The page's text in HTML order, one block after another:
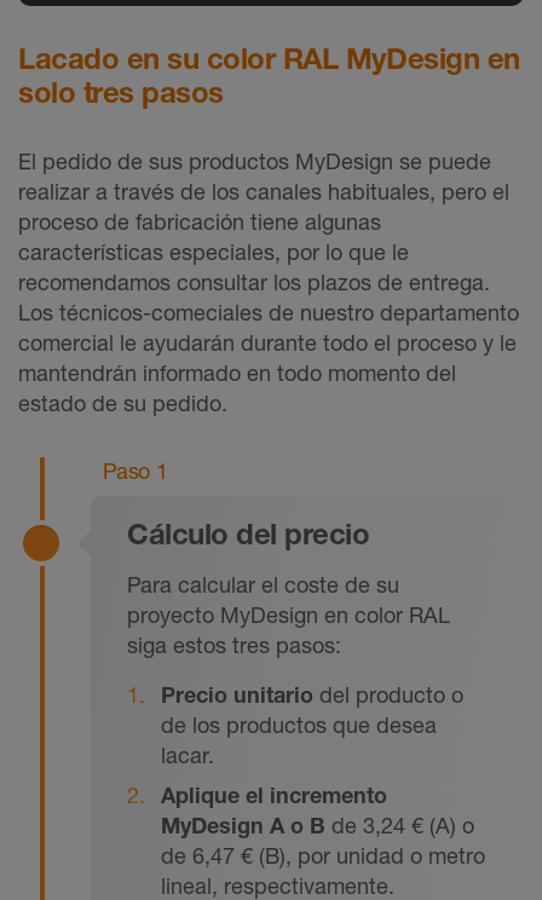
Lacado en su color RAL MyDesign en
solo tres pasos
El pedido de sus productos MyDesign se puede
realizar a través de los canales habituales, pero el
proceso de fabricación tiene algunas
características especiales, por lo que le
recomendamos consultar los plazos de entrega.
Los técnicos-comeciales de nuestro departamento
comercial le ayudarán durante todo el proceso y le
mantendrán informado en todo momento del
estado de su pedido.
Paso 1
Cálculo del precio
Para calcular el coste de su
proyecto MyDesign en color RAL
siga estos tres pasos:
Precio unitario del producto o
de los productos que desea
lacar.
Aplique el incremento
MyDesign A o B de 3,24 € (A) o
de 6,47 € (B), por unidad o metro
lineal, respectivamente.